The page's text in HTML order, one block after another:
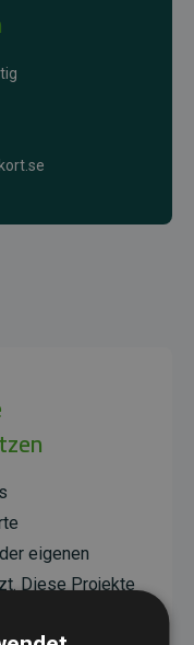
eigenen
Diese Projekte